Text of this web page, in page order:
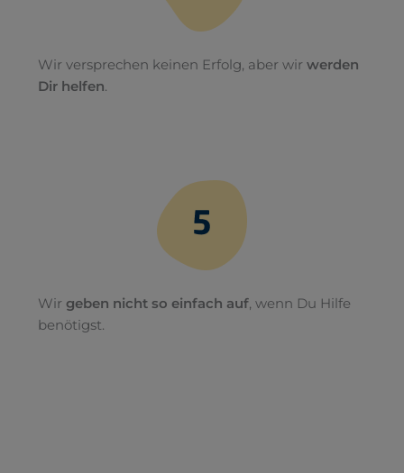
Wir versprechen keinen Erfolg, aber wir werden
Dir helfen.
Wir geben nicht so einfach auf, wenn Du Hilfe
benötigst.